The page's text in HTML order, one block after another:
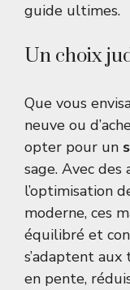
guide ultimes.
Un choix
Que vous
neuve ou
opter pour un
sage. Avec
l’optimisation
moderne, ces
équilibré et
s’adaptent aux
en pente,